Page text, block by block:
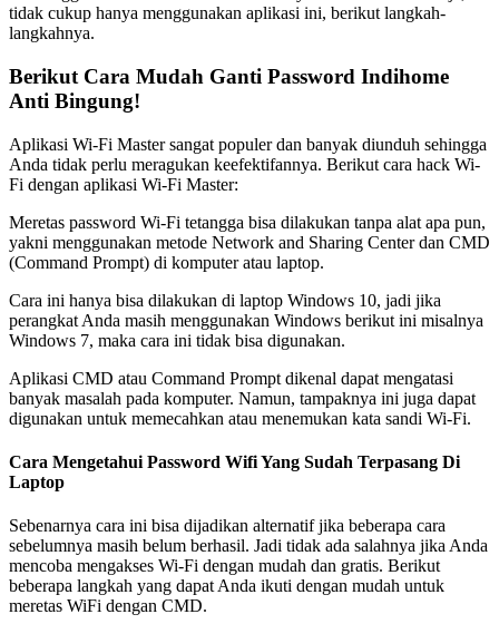
tidak cukup hanya menggunakan aplikasi ini, berikut langkah-
langkahnya.
Berikut Cara Mudah Ganti Password Indihome
Anti Bingung!
Aplikasi Wi-Fi Master sangat populer dan banyak diunduh sehingga
Anda tidak perlu meragukan keefektifannya. Berikut cara hack Wi-
Fi dengan aplikasi Wi-Fi Master:
Meretas password Wi-Fi tetangga bisa dilakukan tanpa alat apa pun,
yakni menggunakan metode Network and Sharing Center dan CMD
(Command Prompt) di komputer atau laptop.
Cara ini hanya bisa dilakukan di laptop Windows 10, jadi jika
perangkat Anda masih menggunakan Windows berikut ini misalnya
Windows 7, maka cara ini tidak bisa digunakan.
Aplikasi CMD atau Command Prompt dikenal dapat mengatasi
banyak masalah pada komputer. Namun, tampaknya ini juga dapat
digunakan untuk memecahkan atau menemukan kata sandi Wi-Fi.
Cara Mengetahui Password Wifi Yang Sudah Terpasang Di
Laptop
Sebenarnya cara ini bisa dijadikan alternatif jika beberapa cara
sebelumnya masih belum berhasil. Jadi tidak ada salahnya jika Anda
mencoba mengakses Wi-Fi dengan mudah dan gratis. Berikut
beberapa langkah yang dapat Anda ikuti dengan mudah untuk
meretas WiFi dengan CMD.